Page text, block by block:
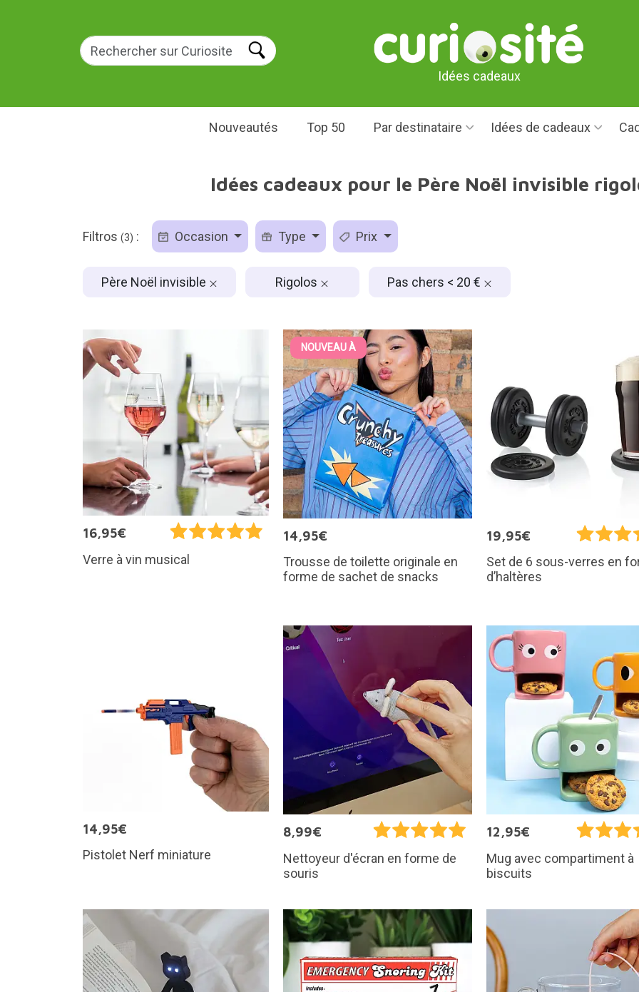
Idées cadeaux
Nouveautés Top 50 Par destinataire Idées de cadeaux
Idées cadeaux pour le Père Noël invisible
Filtros (3) : Occasion Type Prix
Père Noël invisible Rigolos Pas chers < 20 €
16,95€
Verre à vin musical
NOUVEAU À
14,95€
Trousse de toilette originale en
forme de sachet de snacks
19,95€
Set de 6 sous-verres en
d’haltères
14,95€
Pistolet Nerf miniature
8,99€
Nettoyeur d'écran en forme de
souris
12,95€
Mug avec compartiment à
biscuits